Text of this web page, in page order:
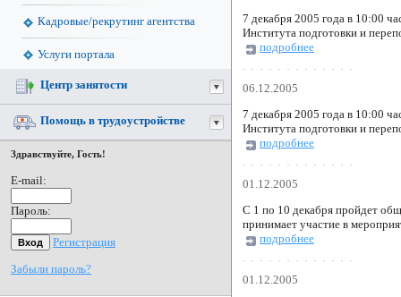
Кадровые/рекрутинг агентства
Услуги портала
Центр занятости
Помощь в трудоустройстве
Здравствуйте, Гость!
E-mail:
Пароль:
Регистрация
Забыли пароль?
7 декабря 2005 года в 10:00
Института подготовки и
подробнее
06.12.2005
7 декабря 2005 года в 10:00
Института подготовки и
подробнее
01.12.2005
С 1 по 10 декабря пройдет
принимает участие в
подробнее
01.12.2005